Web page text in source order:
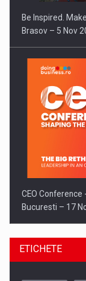
Be Inspired.
Brasov – 5 Nov
CEO Conference
Bucuresti – 17
ETICHETE